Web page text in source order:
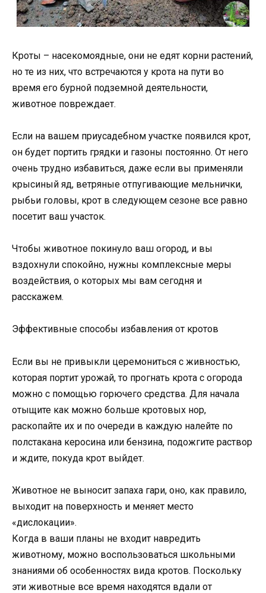
Кроты – насекомоядные, они не едят корни растений,
но те из них, что встречаются у крота на пути во
время его бурной подземной деятельности,
животное повреждает.
Если на вашем приусадебном участке появился крот,
он будет портить грядки и газоны постоянно. От него
очень трудно избавиться, даже если вы применяли
крысиный яд, ветряные отпугивающие мельнички,
рыбьи головы, крот в следующем сезоне все равно
посетит ваш участок.
Чтобы животное покинуло ваш огород, и вы
вздохнули спокойно, нужны комплексные меры
воздействия, о которых мы вам сегодня и
расскажем.
Эффективные способы избавления от кротов
Если вы не привыкли церемониться с живностью,
которая портит урожай, то прогнать крота с огорода
можно с помощью горючего средства. Для начала
отыщите как можно больше кротовых нор,
раскопайте их и по очереди в каждую налейте по
полстакана керосина или бензина, подожгите раствор
и ждите, покуда крот выйдет.
Животное не выносит запаха гари, оно, как правило,
выходит на поверхность и меняет место
«дислокации».
Когда в ваши планы не входит навредить
животному, можно воспользоваться школьными
знаниями об особенностях вида кротов. Поскольку
эти животные все время находятся вдали от